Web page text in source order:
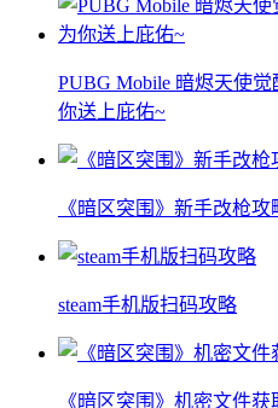
PUBG Mobile 暗烬天使
你送上庇佑~
《暗区突围》新手改枪攻
steam手机版扫码攻略
《暗区突围》机密文件获